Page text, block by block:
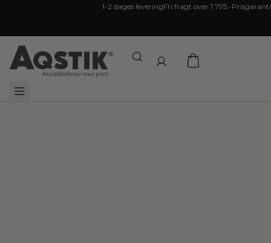
1-2 dages leveringFri fragt over 1.795.-Prisgaranti